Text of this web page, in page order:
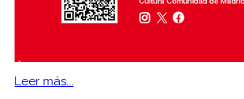
Leer más...